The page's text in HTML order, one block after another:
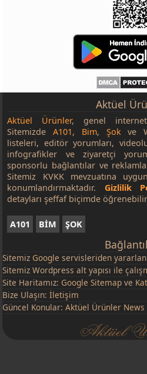
Aktüel
Aktüel Ürünler, genel internet
SitemizdeA101, Bim, Şok ve
listeleri, editör yorumları,
infografikler ve ziyaretçi
sponsorlu bağlantılar ve
Sitemiz KVKK mevzuatına
konumlandırmaktadır. Gizlilik
detayları şeffaf biçimde
A101 BİM ŞOK
Sitemiz Google servisleriden
Sitemiz Wordpress alt yapısı ile
Site Haritamız: Google Sitemap ve
Bize Ulaşın:İletişim
Güncel Konular:Aktüel Ürünler News